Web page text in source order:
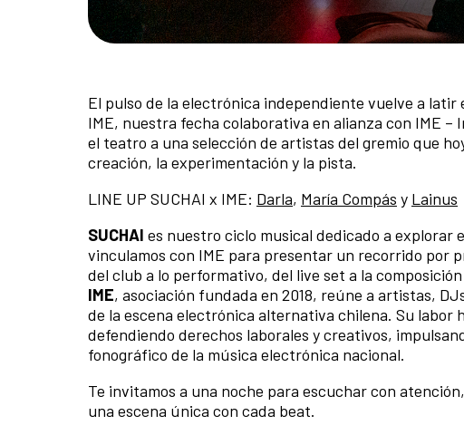
El pulso de la electrónica independiente vuelve a latir
IME, nuestra fecha colaborativa en alianza con IME
el teatro a una selección de artistas del gremio que
creación, la experimentación y la pista.
LINE UP SUCHAI x IME: Darla, María Compás y Lainus
SUCHAI es nuestro ciclo musical dedicado a explorar
vinculamos con IME para presentar un recorrido por
del club a lo performativo, del live set a la
IME, asociación fundada en 2018, reúne a artistas,
de la escena electrónica alternativa chilena. Su
defendiendo derechos laborales y creativos,
fonográfico de la música electrónica nacional.
Te invitamos a una noche para escuchar con
una escena única con cada beat.